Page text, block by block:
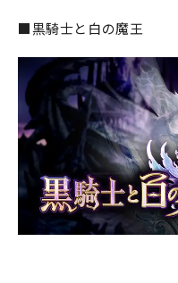
■黒騎士と白の魔王